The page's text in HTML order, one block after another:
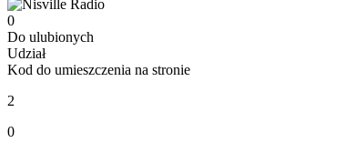
0
Do ulubionych
Udział
Kod do umieszczenia na stronie
2
0